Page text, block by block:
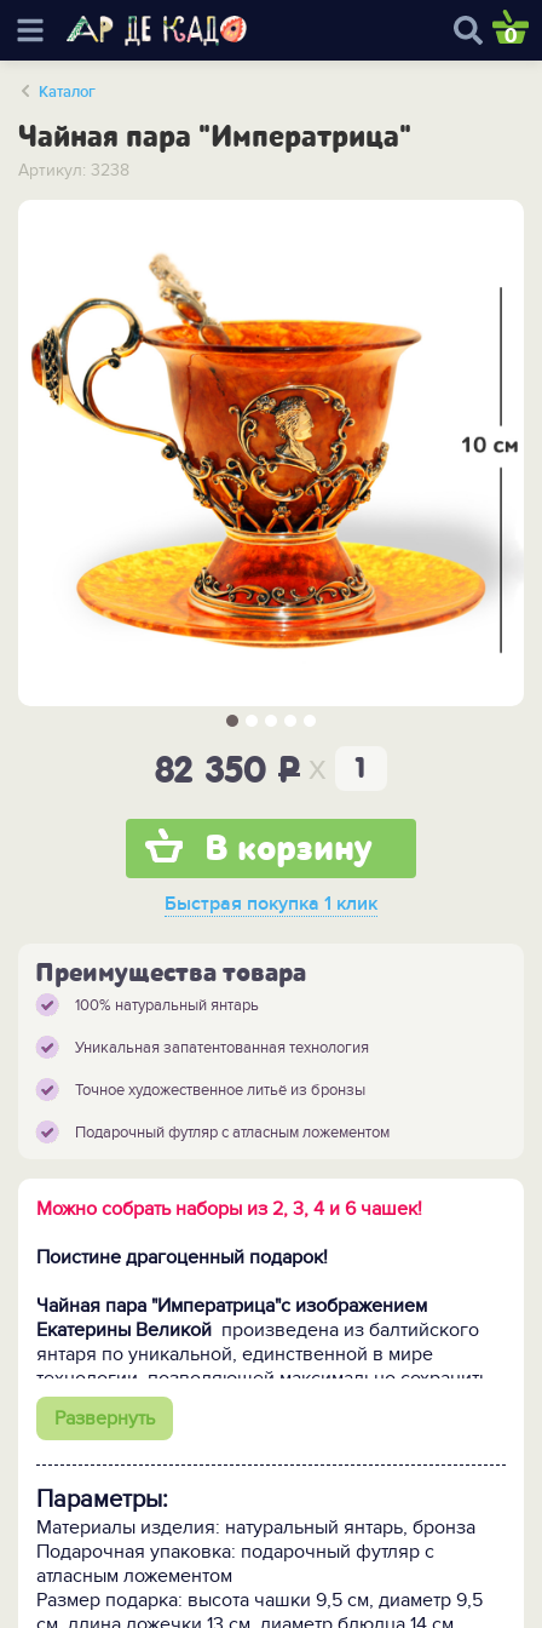
0
Каталог
Чайная пара "Императрица"
Артикул: 3238
82 350 P x
В корзину
Быстрая покупка 1 клик
Преимущества товара
100% натуральный янтарь
Уникальная запатентованная технология
Точное художественное литьё из бронзы
Подарочный футляр с атласным ложементом
Можно собрать наборы из 2, 3, 4 и 6 чашек!
Поистине драгоценный подарок!
Чайная пара "Императрица"с изображением
Екатерины Великой произведена из балтийского
янтаря по уникальной, единственной в мире
технологии, позволяющей максимально сохранить
его первозданность. Её суть состоит в спекании
отдельных камешков янтаря в единое целое.
прессуется под большим давлением. При спекании
кусочки янтаря соединяются между собой только по
периметру посредством диффузии (без клеевых
составов!), что позволяет полностью сохранить
природный цвет, состав и свойства янтаря, за
которые этот теплый и живой камень высоко ценят
Развернуть
Параметры:
Материалы изделия: натуральный янтарь, бронза
Подарочная упаковка: подарочный футляр с
атласным ложементом
Размер подарка: высота чашки 9,5 см, диаметр 9,5